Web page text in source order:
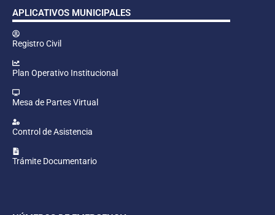
APLICATIVOS MUNICIPALES
Registro Civil
Plan Operativo Institucional
Mesa de Partes Virtual
Control de Asistencia
Trámite Documentario